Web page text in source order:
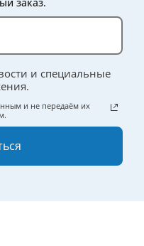
и специальные
и не передаём их